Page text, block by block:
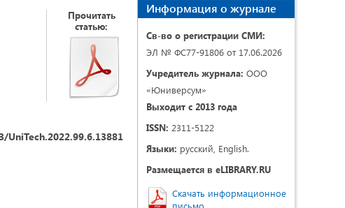
Прочитать
статью:
UniTech.2022.99.6.13881
Информация о журнале
Св-во о регистрации СМИ:
ЭЛ № ФС77-91806 от 17.06.2026
Учредитель журнала: ООО
«Юниверсум»
Выходит с 2013 года
ISSN: 2311-5122
Языки: русский, English.
Размещается в eLIBRARY.RU
Скачать информационное
письмо